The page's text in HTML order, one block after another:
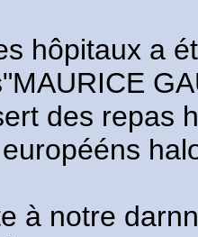
hôpitaux a
des repas
à notre